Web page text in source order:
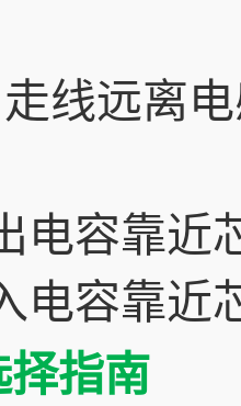
走线远离
电容靠近
电容靠近
择指南